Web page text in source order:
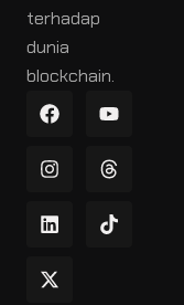
terhadap
dunia
blockchain.